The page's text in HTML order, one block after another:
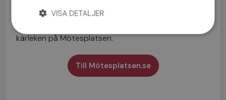
kärleken på Mötesplatsen.
Till Mötesplatsen.se
VISA DETALJER